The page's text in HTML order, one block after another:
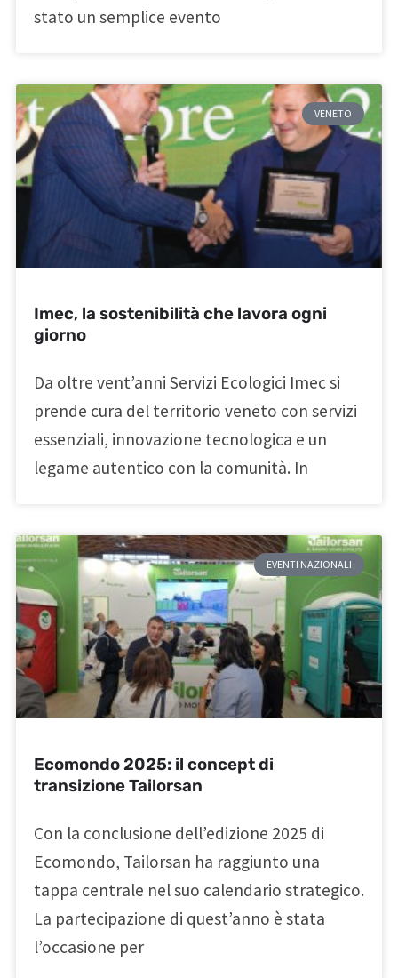
stato un semplice evento
VENETO
Imec, la sostenibilità che lavora ogni
giorno
Da oltre vent’anni Servizi Ecologici Imec si
prende cura del territorio veneto con servizi
essenziali, innovazione tecnologica e un
legame autentico con la comunità. In
EVENTI NAZIONALI
Ecomondo 2025: il concept di
transizione Tailorsan
Con la conclusione dell’edizione 2025 di
Ecomondo, Tailorsan ha raggiunto una
tappa centrale nel suo calendario strategico.
La partecipazione di quest’anno è stata
l’occasione per